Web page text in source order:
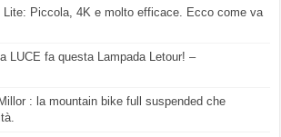
Lite: Piccola, 4K e molto efficace. Ecco come va
LUCE fa questa Lampada Letour! –
: la mountain bike full suspended che